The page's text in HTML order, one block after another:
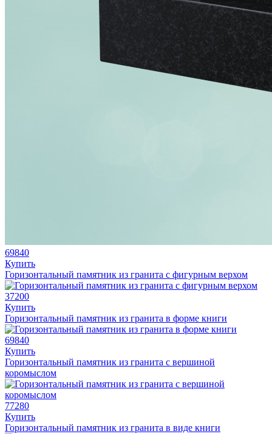
69840
Купить
Горизонтальный памятник из гранита с фигурным верхом
37200
Купить
Горизонтальный памятник из гранита в форме книги
69840
Купить
Горизонтальный памятник из гранита с вершиной
коромыслом
77280
Купить
Горизонтальный памятник из гранита в виде книги